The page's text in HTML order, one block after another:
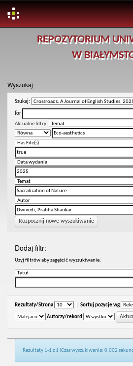
REPOZYTORIUM
W
Wyszukaj
Szukaj:
for
Aktualne filtry:
Rozpocznij nowe wyszukiwanie
Dodaj filtr:
Uzyj filtrów aby zagęścić wyszukiwanie.
Rezultaty/Strona Sortuj pozycje wg
Autorzy/rekord
Rezultaty 1-1 z 1 (Czas wyszukiwania: 0.002